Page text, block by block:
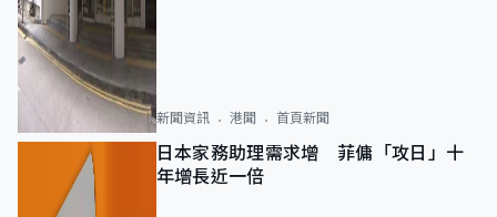
新聞資訊 港聞 首頁新聞
日本家務助理需求增 菲傭「攻日」十
年增長近一倍